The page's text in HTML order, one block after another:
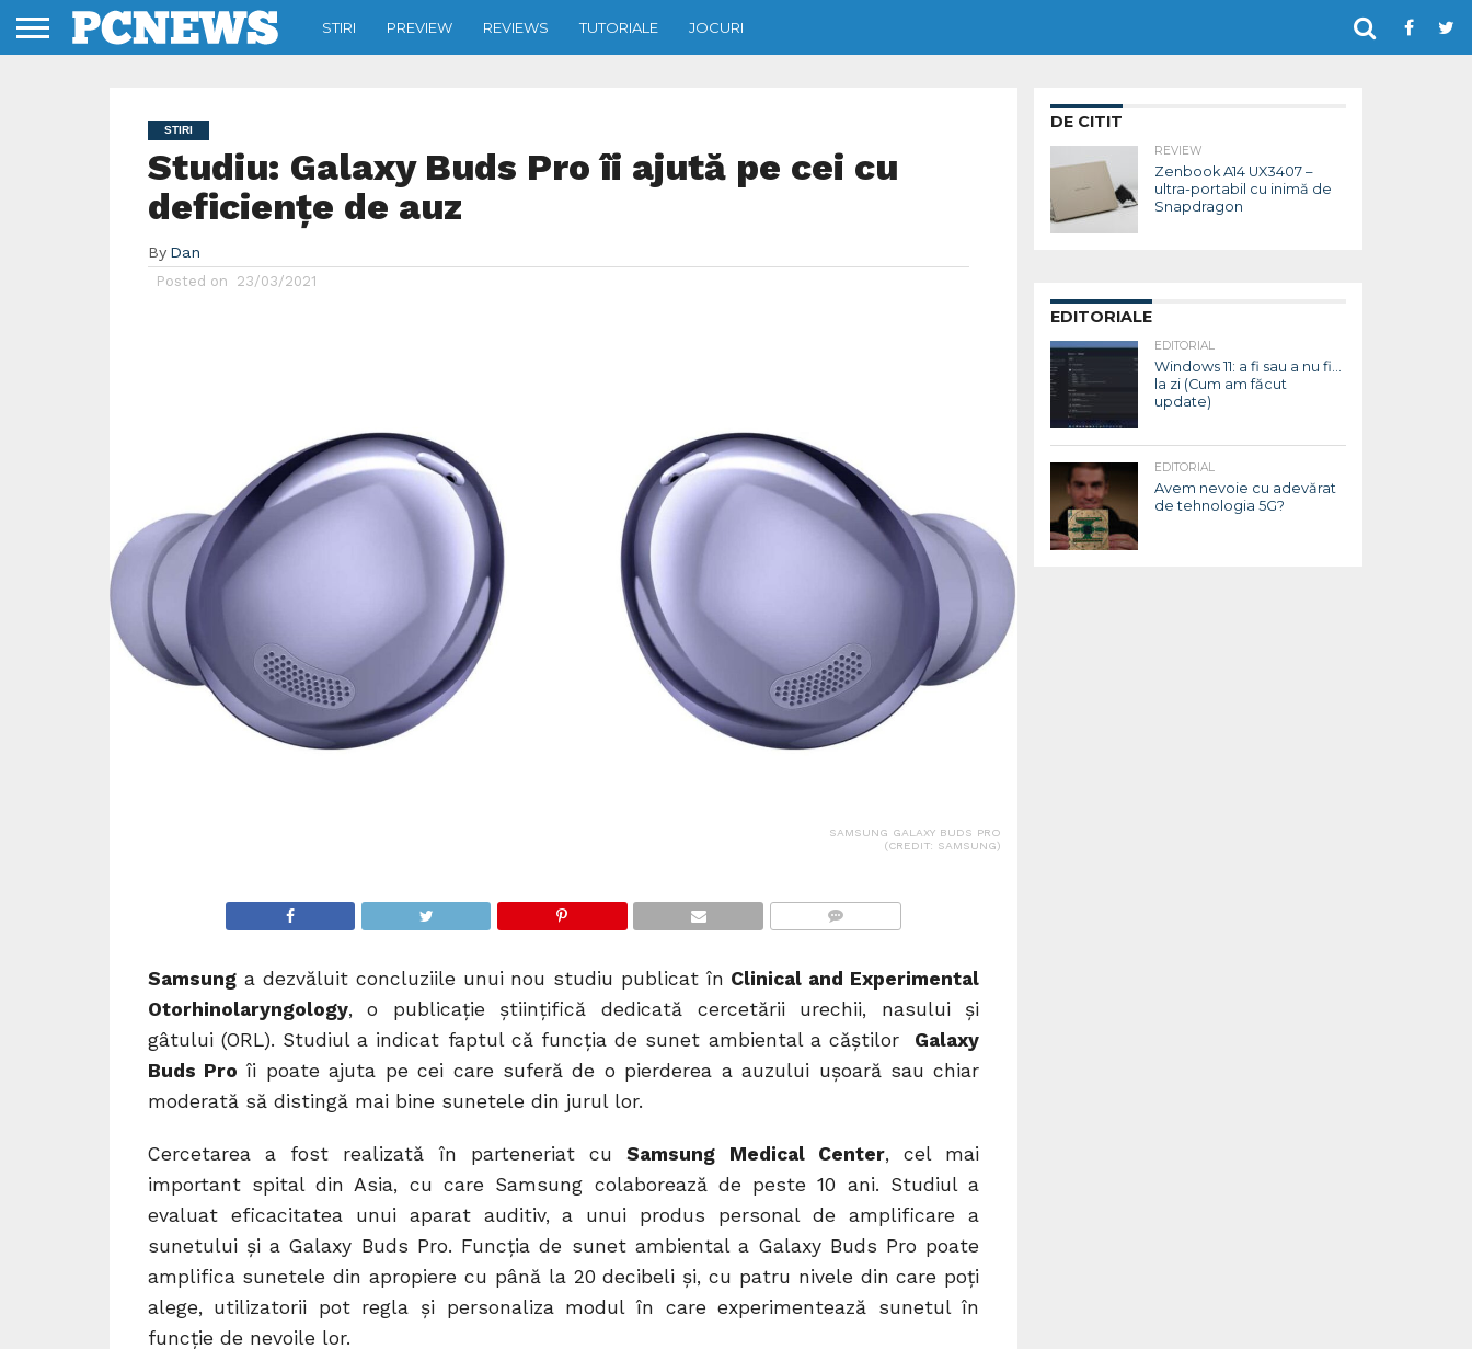
STIRI PREVIEW REVIEWS TUTORIALE JOCURI
STIRI
Studiu: Galaxy Buds Pro îi ajută pe cei cu
deficiențe de auz
By Dan
Posted on 23/03/2021
SAMSUNG GALAXY BUDS PRO
(CREDIT: SAMSUNG)
Samsunga dezvăluit concluziile unui nou studiu publicat în Clinical and Experimental
Otorhinolaryngology, o publicație științifică dedicată cercetării urechii, nasului și
gâtului (ORL). Studiul a indicat faptul că funcția de sunet ambiental a căștilor Galaxy
Buds Pro îi poate ajuta pe cei care suferă de o pierderea a auzului ușoară sau chiar
moderată să distingă mai bine sunetele din jurul lor.
Cercetarea a fost realizată în parteneriat cuSamsung Medical Center, cel mai
important spital din Asia, cu care Samsung colaborează de peste 10 ani. Studiul a
evaluat eficacitatea unui aparat auditiv, a unui produs personal de amplificare a
sunetului și a Galaxy Buds Pro. Funcția de sunet ambiental a Galaxy Buds Pro poate
amplifica sunetele din apropiere cu până la 20 decibeli și, cu patru nivele din care poți
alege, utilizatorii pot regla și personaliza modul în care experimentează sunetul în
funcție de nevoile lor.
DE CITIT
REVIEW
Zenbook A14 UX3407 –
ultra-portabil cu inimă de
Snapdragon
EDITORIALE
EDITORIAL
Windows 11: a fi sau a nu fi…
la zi (Cum am făcut
update)
EDITORIAL
Avem nevoie cu adevărat
de tehnologia 5G?